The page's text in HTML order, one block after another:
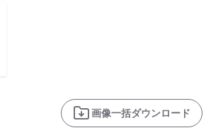
画像一括ダウンロード